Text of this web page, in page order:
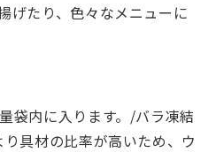
げたり、色々なメニューに
袋内に入ります。/バラ凍結
具材の比率が高いため、ウ